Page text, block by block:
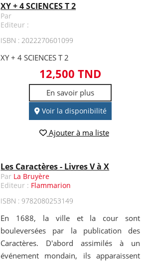
XY + 4 SCIENCES T 2
Par
Editeur :
ISBN : 2022270601099
XY + 4 SCIENCES T 2
12,500 TND
En savoir plus
Voir la disponibilité
Ajouter à ma liste
Les Caractères - Livres V à X
Par La Bruyère
Editeur : Flammarion
ISBN : 9782080253149
En 1688, la ville et la cour sont
bouleversées par la publication des
Caractères. D'abord assimilés à un
événement mondain, ils apparaissent